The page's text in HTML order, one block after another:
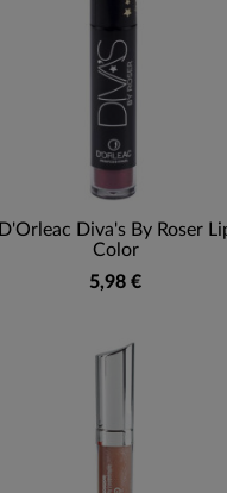
D'Orleac Diva's By Roser
Color
5,98 €